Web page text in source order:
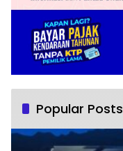
Popular Posts